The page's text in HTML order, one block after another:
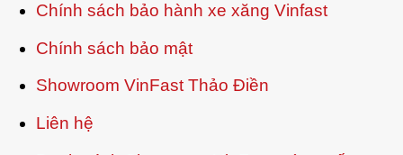
Chính sách bảo hành xe xăng Vinfast
Chính sách bảo mật
Showroom VinFast Thảo Điền
Liên hệ